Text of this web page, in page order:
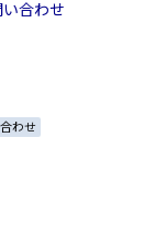
わせ